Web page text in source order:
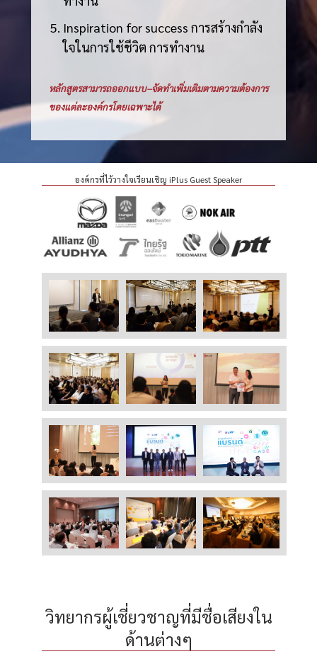
Inspiration for success การสร้างกำลัง
ใจในการใช้ชีวิต การทำงาน
หลักสูตรสามารถออกแบบ–จัดทำเพิ่มเติมตามความต้องการ
ของแต่ละองค์กรโดยเฉพาะได้
องค์กรที่ไว้วางใจเรียนเชิญ iPlus Guest Speaker
วิทยากรผู้เชี่ยวชาญที่มีชื่อเสียงใน
ด้านต่างๆ